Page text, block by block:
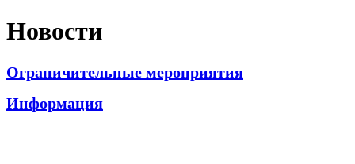
Новости
Ограничительные мероприятия
Информация